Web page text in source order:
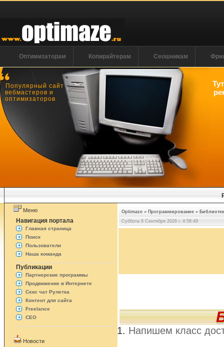
Оптимизаторам Копирайтерам Сеошникам
Популярный сайт
вебмастеров и
оптимизаторов
Меню
Навигация портала
Главная страница
Поиск
Пользователи
Наша команда
Публикации
Партнерские программы
Продвижение в Интернете
Секс чат Рулетка
Контент для сайта
Freelance
СЕО
Новости
Optimaze » Программирование »
Суббота 8 Сентября 2026 г. 4:58:50
Напишем класс